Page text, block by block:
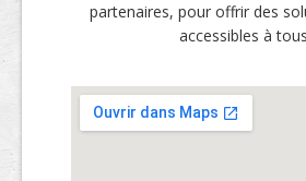
partenaires, pour offrir des
accessibles à